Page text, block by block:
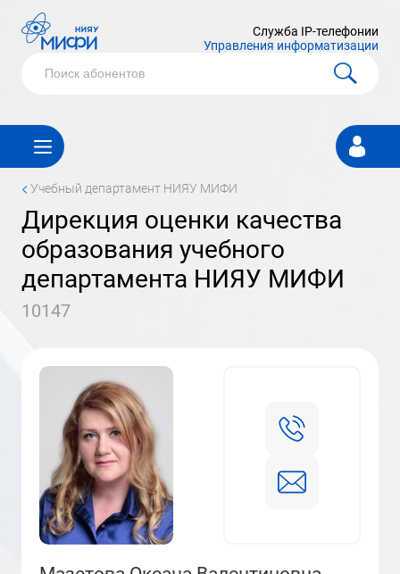
Служба IP-телефонии
Управления информатизации
Личный
кабинет
< учебный департамент НИЯУ МИФИ
дирекция оценки качества
образования учебного
департамента НИЯУ МИФИ
10147